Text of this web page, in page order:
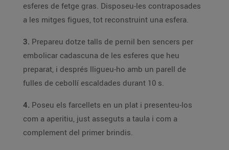
esferes de fetge gras. Disposeu-les contraposades
a les mitges figues, tot reconstruint una esfera.
3. Prepareu dotze talls de pernil ben sencers per
embolicar cadascuna de les esferes que heu
preparat, i després lligueu-ho amb un parell de
fulles de cebollí escaldades durant 10 s.
4. Poseu els farcellets en un plat i presenteu-los
com a aperitiu, just asseguts a taula i com a
complement del primer brindis.